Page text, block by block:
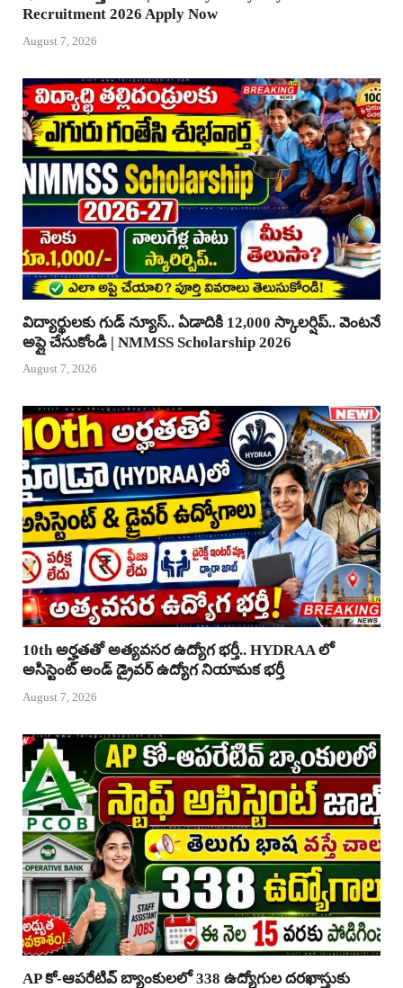
Recruitment 2026 Apply Now
August 7, 2026
విద్యార్థులకు గుడ్ న్యూస్.. ఏడాదికి 12,000 స్కాలర్షిప్.. వెంటనే
అప్లై చేసుకోండి | NMMSS Scholarship 2026
August 7, 2026
10th అర్హతతో అత్యవసర ఉద్యోగ భర్తీ.. HYDRAA లో
అసిస్టెంట్ అండ్ డ్రైవర్ ఉద్యోగ నియామక భర్తీ
August 7, 2026
AP కో-ఆపరేటివ్ బ్యాంకులలో 338 ఉద్యోగుల దరఖాస్తుకు